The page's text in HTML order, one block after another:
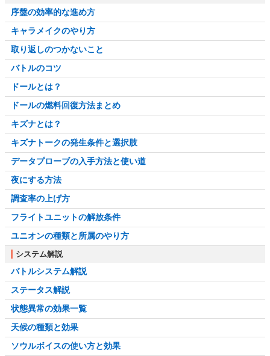
序盤の効率的な進め方
キャラメイクのやり方
取り返しのつかないこと
バトルのコツ
ドールとは？
ドールの燃料回復方法まとめ
キズナとは？
キズナトークの発生条件と選択肢
データプローブの入手方法と使い道
夜にする方法
調査率の上げ方
フライトユニットの解放条件
ユニオンの種類と所属のやり方
システム解説
バトルシステム解説
ステータス解説
状態異常の効果一覧
天候の種類と効果
ソウルボイスの使い方と効果